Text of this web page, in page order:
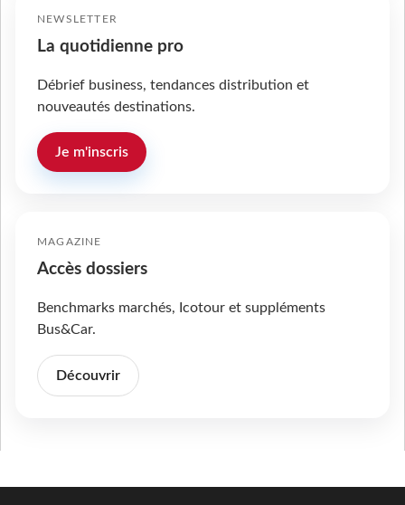
NEWSLETTER
La quotidienne pro
Débrief business, tendances distribution et
nouveautés destinations.
Je m'inscris
MAGAZINE
Accès dossiers
Benchmarks marchés, Icotour et suppléments
Bus&Car.
Découvrir